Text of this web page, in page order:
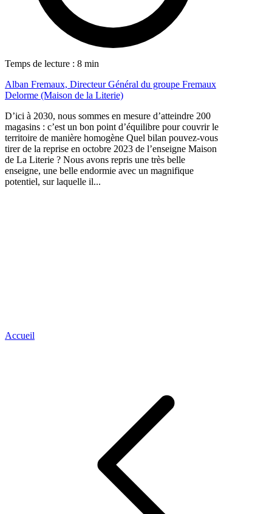
Temps de lecture : 8 min
Alban Fremaux, Directeur Général du groupe Fremaux
Delorme (Maison de la Literie)
D’ici à 2030, nous sommes en mesure d’atteindre 200
magasins : c’est un bon point d’équilibre pour couvrir le
territoire de manière homogène Quel bilan pouvez-vous
tirer de la reprise en octobre 2023 de l’enseigne Maison
de La Literie ? Nous avons repris une très belle
enseigne, une belle endormie avec un magnifique
potentiel, sur laquelle il...
Accueil